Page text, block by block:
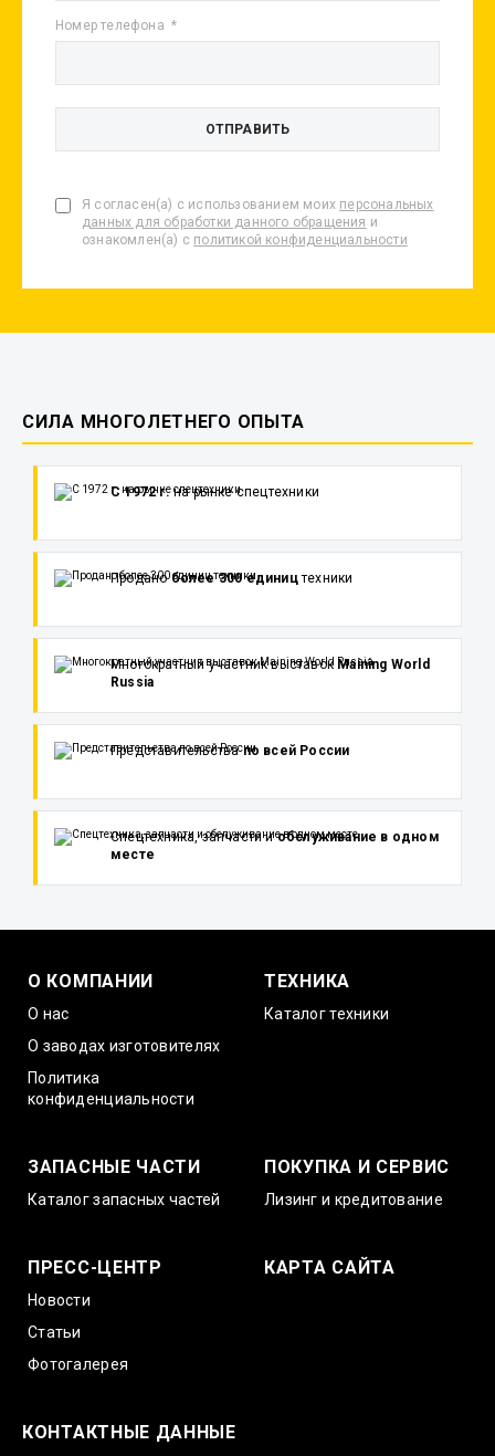
Номер телефона
Я согласен(а) с использованием моих персональных
данных для обработки данного обращения и
ознакомлен(а) с политикой конфиденциальности
СИЛА МНОГОЛЕТНЕГО ОПЫТА
С 1972 г.на рынке спецтехники
Проданоболее 300 едиництехники
Многократный участник выставок Maining World
Russia
Представительствапо всей России
Спецтехника, запчасти иобслуживание в одном
месте
О КОМПАНИИ
О нас
О заводах изготовителях
Политика
конфиденциальности
ТЕХНИКА
Каталог техники
ЗАПАСНЫЕ ЧАСТИ
Каталог запасных частей
ПОКУПКА И СЕРВИС
Лизинг и кредитование
ПРЕСС-ЦЕНТР
Новости
Статьи
Фотогалерея
КАРТА САЙТА
КОНТАКТНЫЕ ДАННЫЕ